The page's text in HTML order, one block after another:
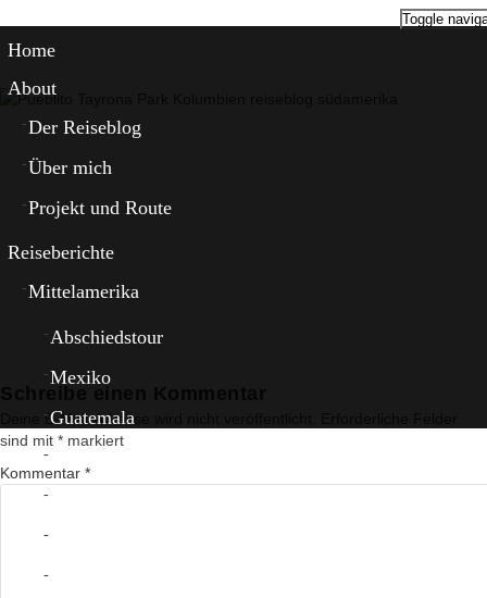
Toggle
Home
About
Der Reiseblog
Über mich
Projekt und Route
Reiseberichte
Mittelamerika
Abschiedstour
Mexiko
Guatemala
Deine E-Mail-Adresse wird nicht veröffentlicht.
sind mit * markiert
Kommentar *